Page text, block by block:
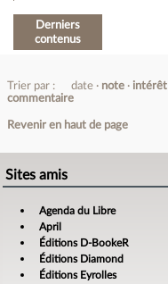
Derniers
contenus
Trier par : date note intérêt
commentaire
Revenir en haut de page
Sites amis
Agenda du Libre
April
Éditions D-BookeR
Éditions Diamond
Éditions Eyrolles